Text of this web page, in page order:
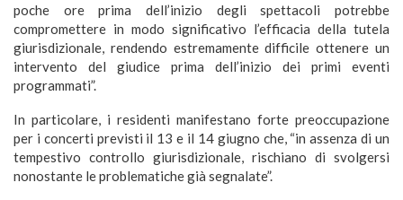
poche ore prima dell’inizio degli spettacoli potrebbe
compromettere in modo significativo l’efficacia della tutela
giurisdizionale, rendendo estremamente difficile ottenere un
intervento del giudice prima dell’inizio dei primi eventi
programmati”.
In particolare, i residenti manifestano forte preoccupazione
per i concerti previsti il 13 e il 14 giugno che, “in assenza di un
tempestivo controllo giurisdizionale, rischiano di svolgersi
nonostante le problematiche già segnalate”.